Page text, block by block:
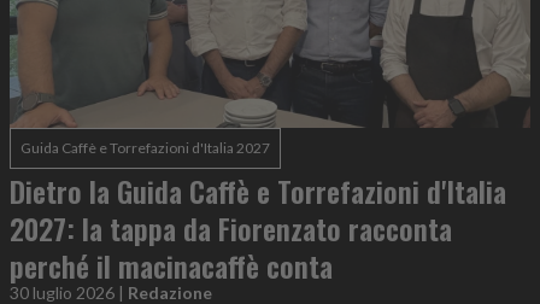
Guida Caffè e Torrefazioni d'Italia 2027
Dietro la Guida Caffè e Torrefazioni d'Italia
2027: la tappa da Fiorenzato racconta
perché il macinacaffè conta
30 luglio 2026 | Redazione